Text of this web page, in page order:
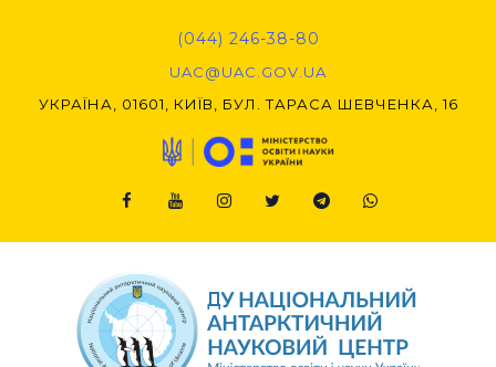
(044) 246-38-80
UAC@UAC.GOV.UA​​
УКРАЇНА, 01601, КИЇВ, БУЛ. ТАРАСА ШЕВЧЕНКА, 16